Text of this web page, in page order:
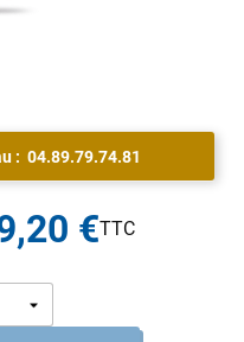
: 04.89.79.74.81
€